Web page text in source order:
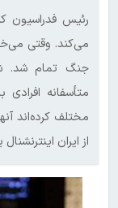
رئیس
می‌کند. وقتی
جنگ تمام شد.
متأسفانه
مختلف کرده‌اند
از ایران